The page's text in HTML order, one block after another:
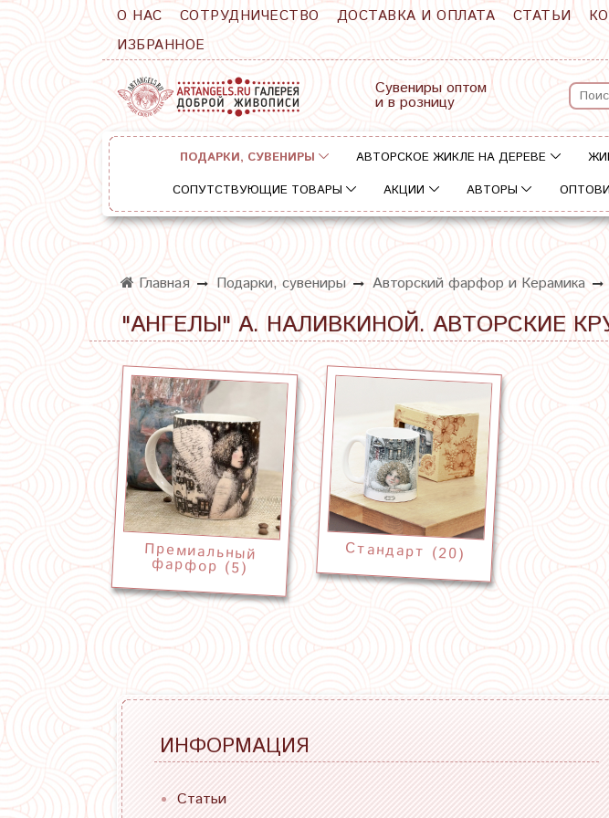
О НАС СОТРУДНИЧЕСТВО ДОСТАВКА И ОПЛАТА СТАТЬИ
ИЗБРАННОЕ
Сувениры оптом
и в розницу
ПОДАРКИ, СУВЕНИРЫ АВТОРСКОЕ ЖИКЛЕ НА ДЕРЕВЕ
СОПУТСТВУЮЩИЕ ТОВАРЫ
АКЦИИ АВТОРЫ
Главная Подарки, сувениры Авторский фарфор и Керамика
"АНГЕЛЫ" А. НАЛИВКИНОЙ. АВТОРСКИЕ
Премиальный
фарфор (5)
Стандарт (20)
ИНФОРМАЦИЯ
Статьи